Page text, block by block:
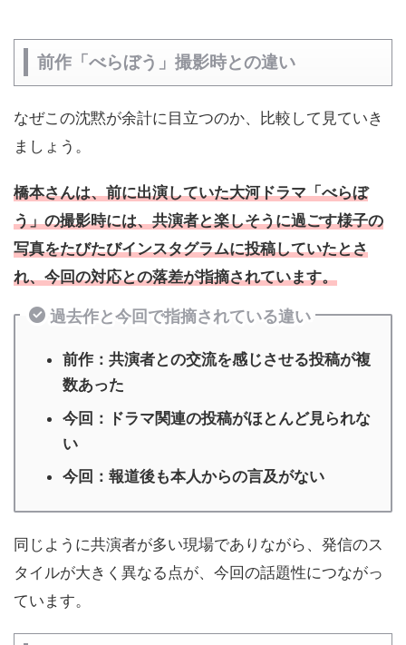
前作「べらぼう」撮影時との違い
なぜこの沈黙が余計に目立つのか、比較して見ていき
ましょう。
橋本さんは、前に出演していた大河ドラマ「べらぼ
う」の撮影時には、共演者と楽しそうに過ごす様子の
写真をたびたびインスタグラムに投稿していたとさ
れ、今回の対応との落差が指摘されています。
過去作と今回で指摘されている違い
前作：共演者との交流を感じさせる投稿が複
数あった
今回：ドラマ関連の投稿がほとんど見られな
い
今回：報道後も本人からの言及がない
同じように共演者が多い現場でありながら、発信のス
タイルが大きく異なる点が、今回の話題性につながっ
ています。